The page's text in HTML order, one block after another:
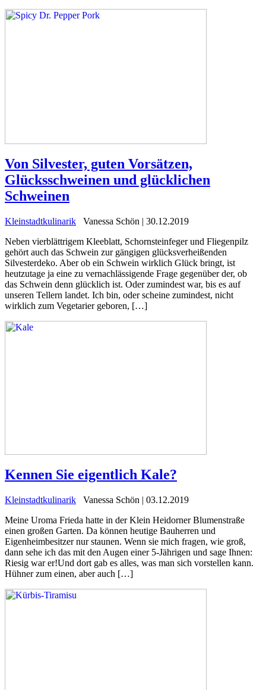
Von Silvester, guten Vorsätzen,
Glücksschweinen und glücklichen
Schweinen
Kleinstadtkulinarik
Vanessa Schön | 30.12.2019
Neben vierblättrigem Kleeblatt, Schornsteinfeger und Fliegenpilz
gehört auch das Schwein zur gängigen glücksverheißenden
Silvesterdeko. Aber ob ein Schwein wirklich Glück bringt, ist
heutzutage ja eine zu vernachlässigende Frage gegenüber der, ob
das Schwein denn glücklich ist. Oder zumindest war, bis es auf
unseren Tellern landet. Ich bin, oder scheine zumindest, nicht
wirklich zum Vegetarier geboren, […]
Kennen Sie eigentlich Kale?
Kleinstadtkulinarik
Vanessa Schön | 03.12.2019
Meine Uroma Frieda hatte in der Klein Heidorner Blumenstraße
einen großen Garten. Da können heutige Bauherren und
Eigenheimbesitzer nur staunen. Wenn sie mich fragen, wie groß,
dann sehe ich das mit den Augen einer 5-Jährigen und sage Ihnen:
Riesig war er!Und dort gab es alles, was man sich vorstellen kann.
Hühner zum einen, aber auch […]